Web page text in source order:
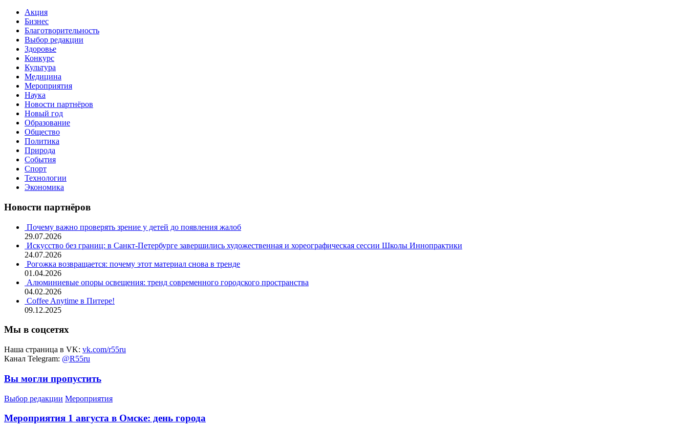
Акция
Бизнес
Благотворительность
Выбор редакции
Здоровье
Конкурс
Культура
Медицина
Мероприятия
Наука
Новости партнёров
Новый год
Образование
Общество
Политика
Природа
События
Спорт
Технологии
Экономика
Новости партнёров
Почему важно проверять зрение у детей до появления жалоб
29.07.2026
Искусство без границ: в Санкт-Петербурге завершились художественная и хореографическая сессии Школы Иннопрактики
24.07.2026
Рогожка возвращается: почему этот материал снова в тренде
01.04.2026
Алюминиевые опоры освещения: тренд современного городского пространства
04.02.2026
Coffee Anytime в Питере!
09.12.2025
Мы в соцсетях
Наша страница в VK: vk.com/r55ru
Канал Telegram: @R55ru
Вы могли пропустить
Выбор редакции Мероприятия
Мероприятия 1 августа в Омске: день города